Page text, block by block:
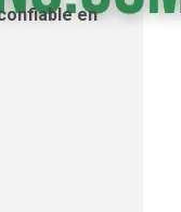
en